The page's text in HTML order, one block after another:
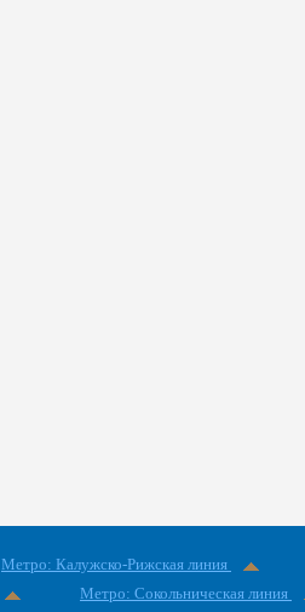
Метро: Калужско-Рижская линия
Метро: Сокольническая линия